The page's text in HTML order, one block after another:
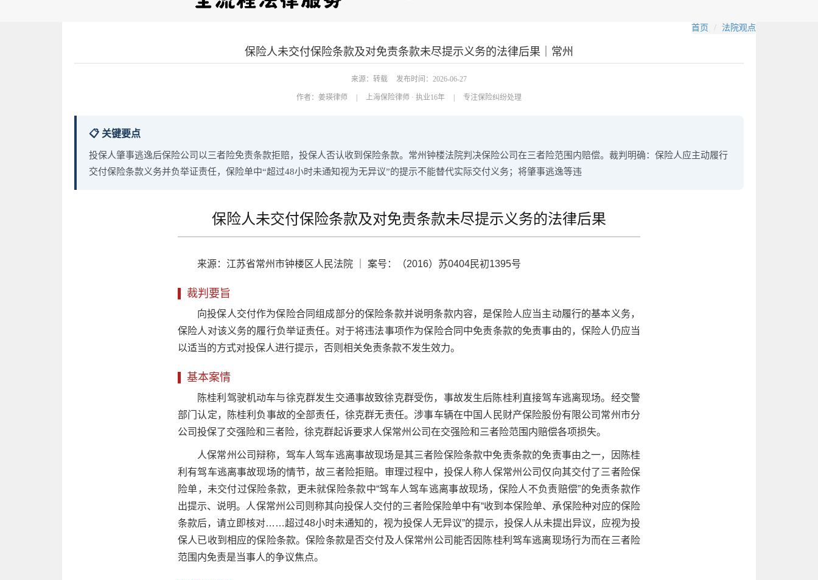
首页 法院观点
保险人未交付保险条款及对免责条款未尽提示义务的法律后果｜常州
来源：转载 发布时间：2026-06-27
作者： 姜瑛律师 上海保险律师 · 执业16年 专注保险纠纷处理
📋 关键要点
投保人肇事逃逸后保险公司以三者险免责条款拒赔，投保人否认收到保险条款。常州钟楼法院判决保险公司在三者险范围内赔偿。裁判明确：保险人应主动履行
交付保险条款义务并负举证责任，保险单中“超过48小时未通知视为无异议”的提示不能替代实际交付义务；将肇事逃逸等违
保险人未交付保险条款及对免责条款未尽提示义务的法律后果
来源：江苏省常州市钟楼区人民法院 ｜ 案号：（2016）苏0404民初1395号
裁判要旨
向投保人交付作为保险合同组成部分的保险条款并说明条款内容，是保险人应当主动履行的基本义务，
保险人对该义务的履行负举证责任。对于将违法事项作为保险合同中免责条款的免责事由的，保险人仍应当
以适当的方式对投保人进行提示，否则相关免责条款不发生效力。
基本案情
陈桂利驾驶机动车与徐克群发生交通事故致徐克群受伤，事故发生后陈桂利直接驾车逃离现场。经交警
部门认定，陈桂利负事故的全部责任，徐克群无责任。涉事车辆在中国人民财产保险股份有限公司常州市分
公司投保了交强险和三者险，徐克群起诉要求人保常州公司在交强险和三者险范围内赔偿各项损失。
人保常州公司辩称，驾车人驾车逃离事故现场是其三者险保险条款中免责条款的免责事由之一，因陈桂
利有驾车逃离事故现场的情节，故三者险拒赔。审理过程中，投保人称人保常州公司仅向其交付了三者险保
险单，未交付过保险条款，更未就保险条款中“驾车人驾车逃离事故现场，保险人不负责赔偿”的免责条款作
出提示、说明。人保常州公司则称其向投保人交付的三者险保险单中有“收到本保险单、承保险种对应的保险
条款后，请立即核对……超过48小时未通知的，视为投保人无异议”的提示，投保人从未提出异议，应视为投
保人已收到相应的保险条款。保险条款是否交付及人保常州公司能否因陈桂利驾车逃离现场行为而在三者险
范围内免责是当事人的争议焦点。